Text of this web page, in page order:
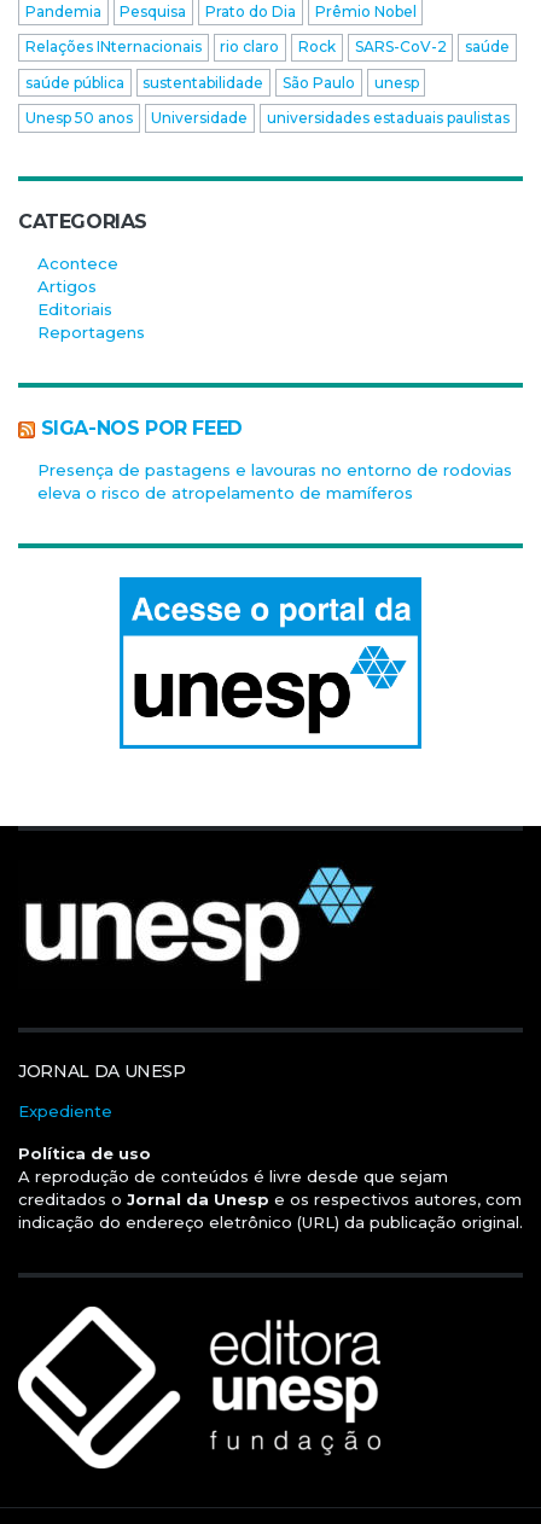
Pandemia
Pesquisa Prato do Dia
Prêmio Nobel
Relações INternacionais
rio claro Rock SARS-CoV-2
saúde
saúde pública
sustentabilidade São Paulo
unesp
Unesp 50 anos
Universidade universidades estaduais paulistas
CATEGORIAS
Acontece
Artigos
Editoriais
Reportagens
SIGA-NOS POR FEED
Presença de pastagens e lavouras no entorno de rodovias
eleva o risco de atropelamento de mamíferos
JORNAL DA UNESP
Expediente
Política de uso
A reprodução de conteúdos é livre desde que sejam
creditados o Jornal da Unesp e os respectivos autores, com
indicação do endereço eletrônico (URL) da publicação original.